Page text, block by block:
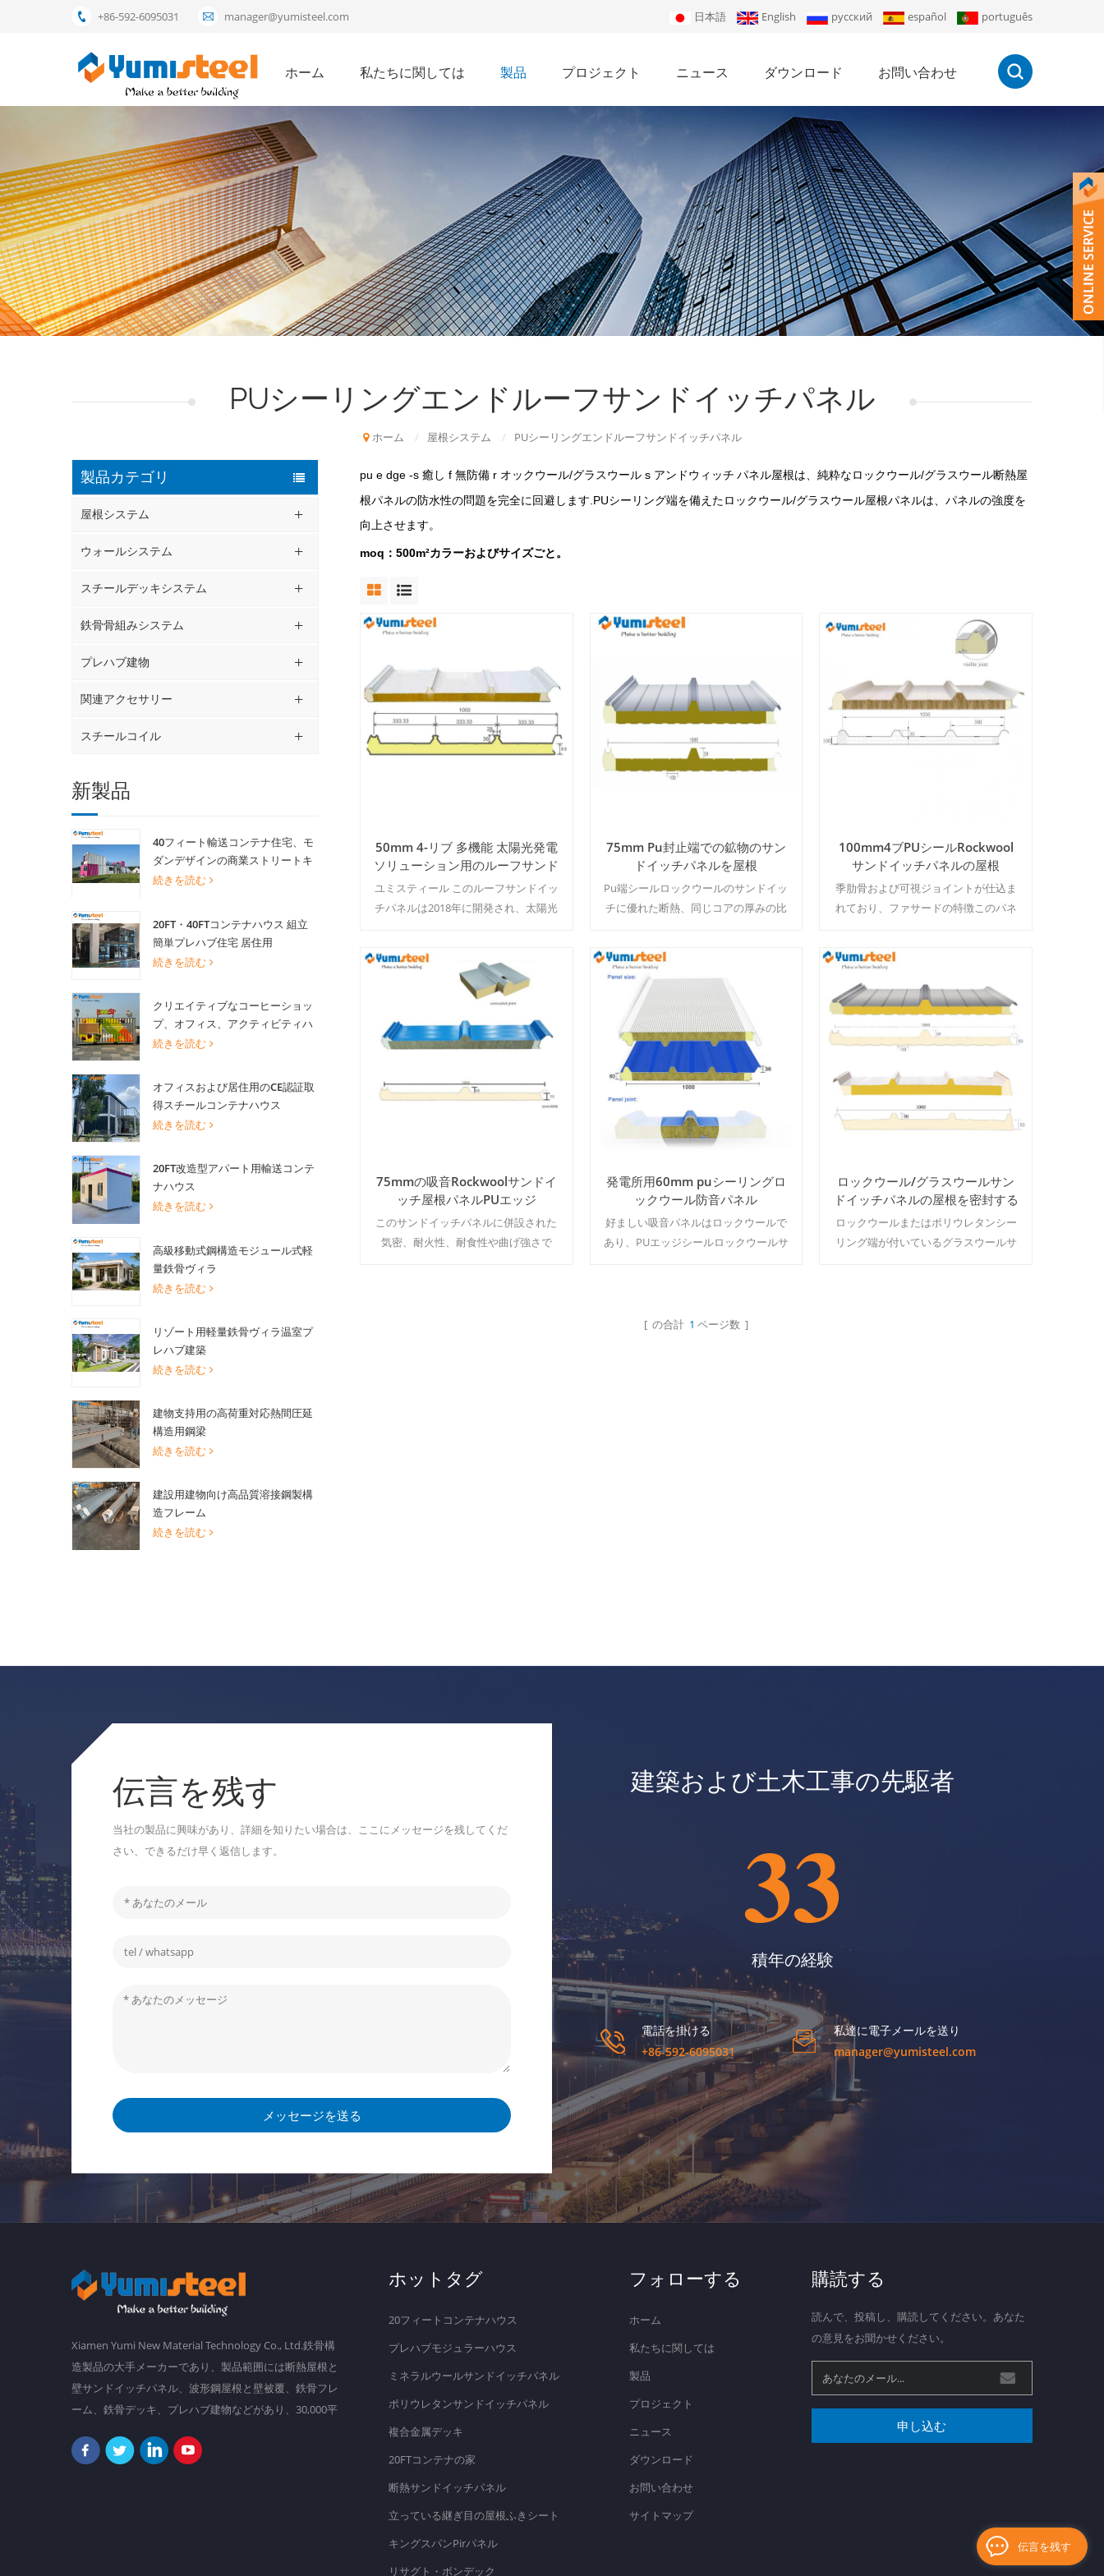
+86-592-6095031 manager@yumisteel.com 日本語 English русский español português
ホーム 私たちに関しては 製品 プロジェクト ニュース ダウンロード お問い合わせ
PUシーリングエンドルーフサンドイッチパネル
ホーム / 屋根システム / PUシーリングエンドルーフサンドイッチパネル
製品カテゴリ
屋根システム
ウォールシステム
スチールデッキシステム
鉄骨骨組みシステム
プレハブ建物
関連アクセサリー
スチールコイル
新製品
40フィート輸送コンテナ住宅、モ
ダンデザインの商業ストリートキ
オスク用景観ショップ
続きを読む
20FT・40FTコンテナハウス 組立
簡単プレハブ住宅 居住用
続きを読む
クリエイティブなコーヒーショッ
プ、オフィス、アクティビティハ
ウス向け20FT改造輸送コンテナハ
続きを読む
オフィスおよび居住用のCE認証取
得スチールコンテナハウス
続きを読む
20FT改造型アパート用輸送コンテ
ナハウス
続きを読む
高級移動式鋼構造モジュール式軽
量鉄骨ヴィラ
続きを読む
リゾート用軽量鉄骨ヴィラ温室プ
レハブ建築
続きを読む
建物支持用の高荷重対応熱間圧延
構造用鋼梁
続きを読む
建設用建物向け高品質溶接鋼製構
造フレーム
続きを読む
pu e dge -s 癒し f 無防備 r オックウール/グラスウール s アンドウィッチ パネル屋根は、純粋なロックウール/グラスウール断熱屋
根パネルの防水性の問題を完全に回避します.PUシーリング端を備えたロックウール/グラスウール屋根パネルは、パネルの強度を
向上させます。
moq：500m²カラーおよびサイズごと。
50mm 4-リブ 多機能 太陽光発電
ソリューション用のルーフサンド
イッチパネル
ユミスティール このルーフサンドイッ
チパネルは2018年に開発され、太陽光
り、ポリウレタンフォームまたは ロッ
クウール / で絶縁されていますpu付き
グラスウール エッジ。 MOQ：1000
続きを読む
75mm Pu封止端での鉱物のサン
ドイッチパネルを屋根
Pu端シールロックウールのサンドイッ
チに優れた断熱、同じコアの厚みの比
続きを読む
100mm4ブPUシールRockwool
サンドイッチパネルの屋根
季肋骨および可視ジョイントが仕込ま
れており、ファサードの特徴このパネ
続きを読む
75mmの吸音Rockwoolサンドイ
ッチ屋根パネルPUエッジ
このサンドイッチパネルに併設された
気密、耐火性、耐食性や曲げ強さで
発電所用60mm puシーリングロ
ックウール防音パネル
好ましい吸音パネルはロックウールで
あり、PUエッジシールロックウールサ
続きを読む
ロックウール/グラスウールサン
ドイッチパネルの屋根を密封する
50 mm
ロックウールまたはポリウレタンシー
リング端が付いているグラスウールサ
[ の合計 1 ページ数 ]
伝言を残す
当社の製品に興味があり、詳細を知りたい場合は、ここにメッセージを残してくだ
さい、できるだけ早く返信します。
メッセージを送る
建築および土木工事の先駆者
33
積年の経験
電話を掛ける
+86-592-6095031
私達に電子メールを送り
manager@yumisteel.com
Xiamen Yumi New Material Technology Co., Ltd.鉄骨構
造製品の大手メーカーであり、製品範囲には断熱屋根と
壁サンドイッチパネル、波形鋼屋根と壁被覆、鉄骨フレ
ーム、鉄骨デッキ、プレハブ建物などがあり、30,000平
フ。 私たちの目標は、勤勉さと知恵でより良い世界を
ホットタグ
20フィートコンテナハウス
プレハブモジュラーハウス
ミネラルウールサンドイッチパネル
ポリウレタンサンドイッチパネル
複合金属デッキ
20FTコンテナの家
断熱サンドイッチパネル
立っている継ぎ目の屋根ふきシート
キングスパンPirパネル
リサグト・ボンデック
フォローする
ホーム
私たちに関しては
製品
プロジェクト
ニュース
ダウンロード
お問い合わせ
サイトマップ
購読する
読んで、投稿し、購読してください。あなた
の意見をお聞かせください。
申し込む
伝言を残す